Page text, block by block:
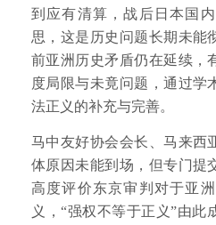
到应有清算，战后日本国
思，这是历史问题长期未能
前亚洲历史矛盾仍在延续，
度局限与未竟问题，通过学
法正义的补充与完善。
马中友好协会会长、马来西
体原因未能到场，但专门提
高度评价东京审判对于亚
义，“强权不等于正义”由此